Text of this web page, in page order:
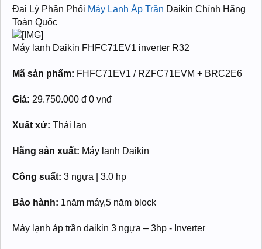
Đại Lý Phân Phối Máy Lạnh Áp Trần Daikin Chính Hãng
Toàn Quốc
Máy lạnh Daikin FHFC71EV1 inverter R32
Mã sản phẩm: FHFC71EV1 / RZFC71EVM + BRC2E6
Giá: 29.750.000 đ 0 vnđ
Xuất xứ: Thái lan
Hãng sản xuất: Máy lạnh Daikin
Công suất: 3 ngựa | 3.0 hp
Bảo hành: 1năm máy,5 năm block
Máy lạnh áp trần daikin 3 ngựa – 3hp - Inverter